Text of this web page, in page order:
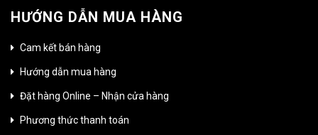
HƯỚNG DẪN MUA HÀNG
Cam kết bán hàng
Hướng dẫn mua hàng
Đặt hàng Online – Nhận cửa hàng
Phương thức thanh toán